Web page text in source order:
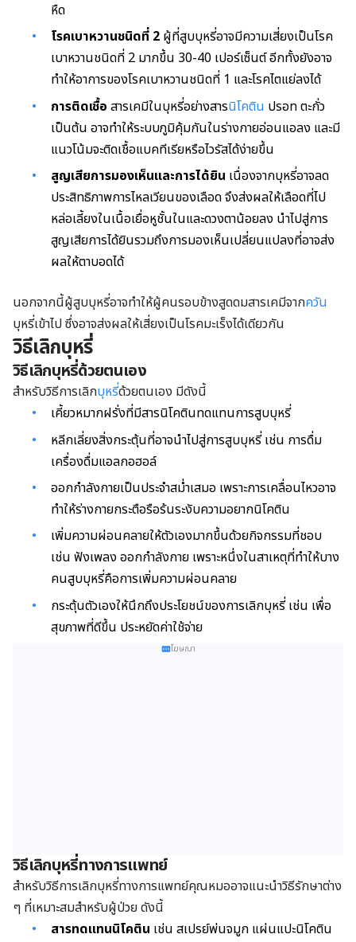
หืด
โรคเบาหวานชนิดที่ 2 ผู้ที่สูบบุหรี่อาจมีความเสี่ยงเป็นโรค
เบาหวานชนิดที่ 2 มากขึ้น 30-40 เปอร์เซ็นต์ อีกทั้งยังอาจ
ทำให้อาการของโรคเบาหวานชนิดที่ 1 และโรคไตแย่ลงได้
การติดเชื้อ สารเคมีในบุหรี่อย่างสารนิโคติน ปรอท ตะกั่ว
เป็นต้น อาจทำให้ระบบภูมิคุ้มกันในร่างกายอ่อนแอลง และมี
แนวโน้มจะติดเชื้อแบคทีเรียหรือไวรัสได้ง่ายขึ้น
สูญเสียการมองเห็นและการได้ยิน เนื่องจากบุหรี่อาจลด
ประสิทธิภาพการไหลเวียนของเลือด จึงส่งผลให้เลือดที่ไป
หล่อเลี้ยงในเนื้อเยื่อหูชั้นในและดวงตาน้อยลง นำไปสู่การ
สูญเสียการได้ยินรวมถึงการมองเห็นเปลี่ยนแปลงที่อาจส่ง
ผลให้ตาบอดได้
นอกจากนี้ผู้สูบบุหรี่อาจทำให้ผู้คนรอบข้างสูดดมสารเคมีจากควัน
บุหรี่เข้าไป ซึ่งอาจส่งผลให้เสี่ยงเป็นโรคมะเร็งได้เดียวกัน
วิธีเลิกบุหรี่
วิธีเลิกบุหรี่ด้วยตนเอง
สำหรับวิธีการเลิกบุหรี่ด้วยตนเอง มีดังนี้
เคี้ยวหมากฝรั่งที่มีสารนิโคตินทดแทนการสูบบุหรี่
หลีกเลี่ยงสิ่งกระตุ้นที่อาจนำไปสู่การสูบบุหรี่ เช่น การดื่ม
เครื่องดื่มแอลกอฮอล์
ออกกำลังกายเป็นประจำสม่ำเสมอ เพราะการเคลื่อนไหวอาจ
ทำให้ร่างกายกระตือรือร้นระงับความอยากนิโคติน
เพิ่มความผ่อนคลายให้ตัวเองมากขึ้นด้วยกิจกรรมที่ชอบ
เช่น ฟังเพลง ออกกำลังกาย เพราะหนึ่งในสาเหตุที่ทำให้บาง
คนสูบบุหรี่คือการเพิ่มความผ่อนคลาย
กระตุ้นตัวเองให้นึกถึงประโยชน์ของการเลิกบุหรี่ เช่น เพื่อ
สุขภาพที่ดีขึ้น ประหยัดค่าใช้จ่าย
โฆษณา
วิธีเลิกบุหรี่ทางการแพทย์
สำหรับวิธีการเลิกบุหรี่ทางการแพทย์คุณหมออาจแนะนำวิธีรักษาต่าง
ๆ ที่เหมาะสมสำหรับผู้ป่วย ดังนี้
สารทดแทนนิโคติน เช่น สเปรย์พ่นจมูก แผ่นแปะนิโคติน